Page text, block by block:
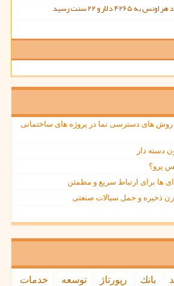
روش های دسترسی نما در پروژه های ساختمانی
دسته دار
پرو؟
ها برای ارتباط سریع و مطمئن
ذخیره و حمل سیالات صنعتی
بانك رپورتاژ توسعه
خدمات